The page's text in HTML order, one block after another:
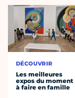
DÉCOUVRIR
Les meilleures
expos du moment
à faire en famille